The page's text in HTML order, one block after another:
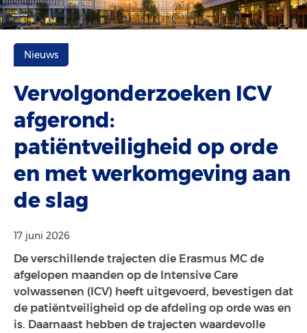
Nieuws
Vervolgonderzoeken ICV
afgerond:
patiëntveiligheid op orde
en met werkomgeving aan
de slag
17 juni 2026
De verschillende trajecten die Erasmus MC de
afgelopen maanden op de Intensive Care
volwassenen (ICV) heeft uitgevoerd, bevestigen dat
de patiëntveiligheid op de afdeling op orde was en
is. Daarnaast hebben de trajecten waardevolle